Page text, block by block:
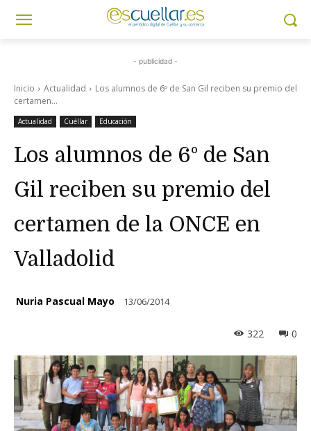
- publicidad -
Inicio Actualidad
Los alumnos de 6º de San Gil reciben su premio del
certamen...
Actualidad Cuéllar Educación
Los alumnos de 6º de San
Gil reciben su premio del
certamen de la ONCE en
Valladolid
Nuria Pascual Mayo 13/06/2014
0
322